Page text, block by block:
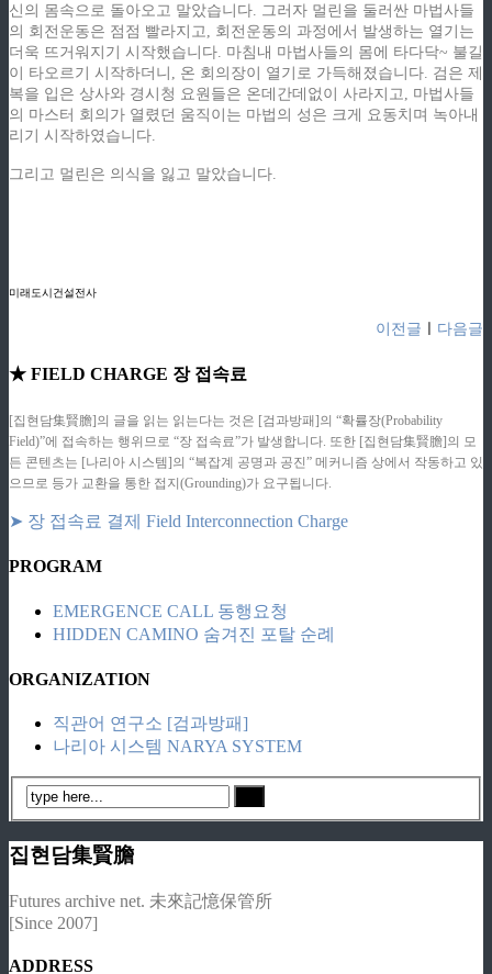
신의 몸속으로 돌아오고 말았습니다. 그러자 멀린을 둘러싼 마법사들
의 회전운동은 점점 빨라지고, 회전운동의 과정에서 발생하는 열기는
더욱 뜨거워지기 시작했습니다. 마침내 마법사들의 몸에 타다닥~ 불길
이 타오르기 시작하더니, 온 회의장이 열기로 가득해졌습니다. 검은 제
복을 입은 상사와 경시청 요원들은 온데간데없이 사라지고, 마법사들
의 마스터 회의가 열렸던 움직이는 마법의 성은 크게 요동치며 녹아내
리기 시작하였습니다.
그리고 멀린은 의식을 잃고 말았습니다.
미래도시건설전사
이전글 다음글
★ FIELD CHARGE 장 접속료
[집현담集賢膽]의 글을 읽는 읽는다는 것은 [검과방패]의 “확률장(Probability
Field)”에 접속하는 행위므로 “장 접속료”가 발생합니다. 또한 [집현담集賢膽]의 모
든 콘텐츠는 [나리아 시스템]의 “복잡계 공명과 공진” 메커니즘 상에서 작동하고 있
으므로 등가 교환을 통한 접지(Grounding)가 요구됩니다.
➤ 장 접속료 결제 Field Interconnection Charge
PROGRAM
EMERGENCE CALL 동행요청
HIDDEN CAMINO 숨겨진 포탈 순례
ORGANIZATION
직관어 연구소 [검과방패]
나리아 시스템 NARYA SYSTEM
집현담集賢膽
Futures archive net. 未來記憶保管所
[Since 2007]
ADDRESS